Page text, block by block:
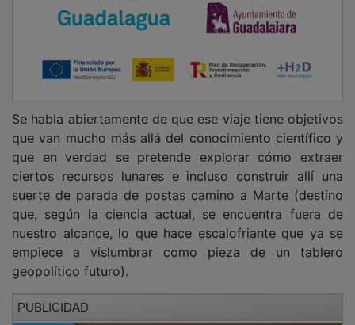
Se habla abiertamente de que ese viaje tiene objetivos
que van mucho más allá del conocimiento científico y
que en verdad se pretende explorar cómo extraer
ciertos recursos lunares e incluso construir allí una
suerte de parada de postas camino a Marte (destino
que, según la ciencia actual, se encuentra fuera de
nuestro alcance, lo que hace escalofriante que ya se
empiece a vislumbrar como pieza de un tablero
geopolítico futuro).
PUBLICIDAD